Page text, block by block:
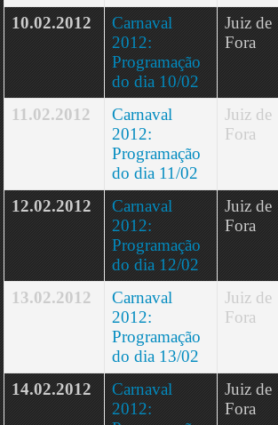
10.02.2012
Carnaval
2012:
Programação
do dia 10/02
Juiz de
Fora
11.02.2012
Carnaval
2012:
Programação
do dia 11/02
Juiz de
Fora
12.02.2012
Carnaval
2012:
Programação
do dia 12/02
Juiz de
Fora
13.02.2012
Carnaval
2012:
Programação
do dia 13/02
Juiz de
Fora
14.02.2012
Carnaval
2012:
Juiz de
Fora